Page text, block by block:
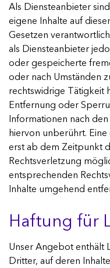
Als Diensteanbieter
eigene Inhalte auf
Gesetzen
als Diensteanbieter
oder gespeicherte
oder nach Umständen
rechtswidrige Tätigkeit
Entfernung oder
Informationen nach
hiervon unberührt.
erst ab dem Zeitpunkt
Rechtsverletzung
entsprechenden
Inhalte umgehend
Haftung für
Unser Angebot enthält
Dritter, auf deren